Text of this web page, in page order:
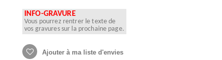
INFO-GRAVURE
Vous pourrez rentrer le texte de
vos gravures sur la prochaine page.
Ajouter à ma liste d'envies